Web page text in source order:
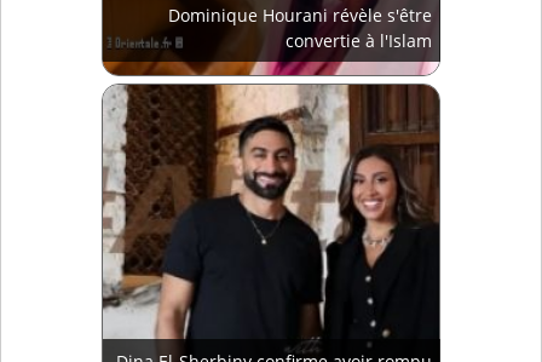
Dominique Hourani révèle s'être
convertie à l'Islam